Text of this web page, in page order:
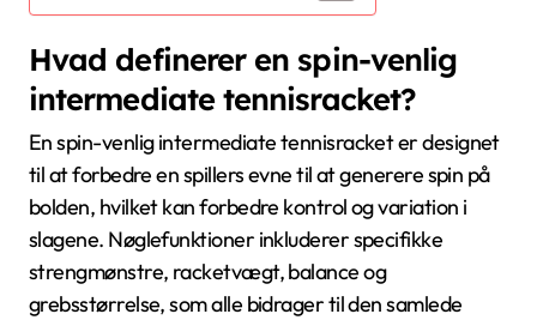
Hvad definerer en spin-venlig
intermediate tennisracket?
En spin-venlig intermediate tennisracket er designet
til at forbedre en spillers evne til at generere spin på
bolden, hvilket kan forbedre kontrol og variation i
slagene. Nøglefunktioner inkluderer specifikke
strengmønstre, racketvægt, balance og
grebsstørrelse, som alle bidrager til den samlede